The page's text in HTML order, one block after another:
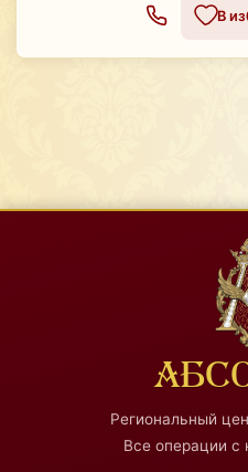
В
Региональный
Все операции